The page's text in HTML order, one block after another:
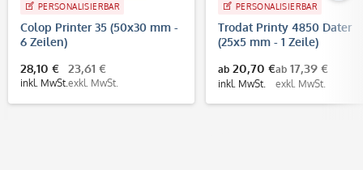
PERSONALISIERBAR
Colop Printer 35 (50x30 mm -
6 Zeilen)
28,10 €
inkl. MwSt.
23,61 €
exkl. MwSt.
PERSONALISIERBAR
Trodat Printy 4850 Dater
(25x5 mm - 1 Zeile)
ab 20,70 €
inkl. MwSt.
ab 17,39 €
exkl. MwSt.